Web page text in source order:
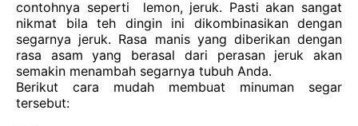
contohnya seperti lemon, jeruk. Pasti akan sangat
nikmat
bila teh dingin ini dikombinasikan dengan
segarnya jeruk. Rasa manis yang diberikan dengan
rasa asam yang berasal
dari perasan jeruk
akan
semakin menambah segarnya tubuh Anda.
Berikut
cara mudah membuat minuman
segar
tersebut: